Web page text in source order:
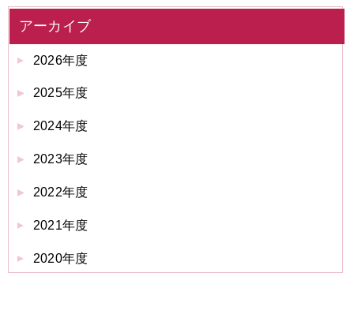
アーカイブ
2026年度
2025年度
2024年度
2023年度
2022年度
2021年度
2020年度